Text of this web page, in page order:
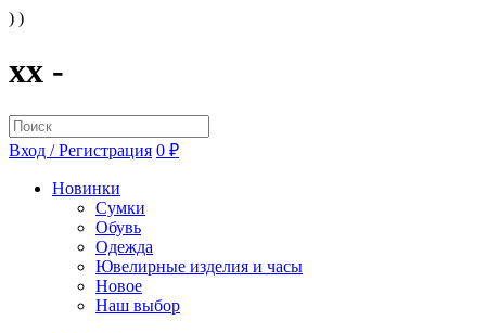
) )
xx -
Вход / Регистрация 0 ₽
Новинки
Сумки
Обувь
Одежда
Ювелирные изделия и часы
Новое
Наш выбор